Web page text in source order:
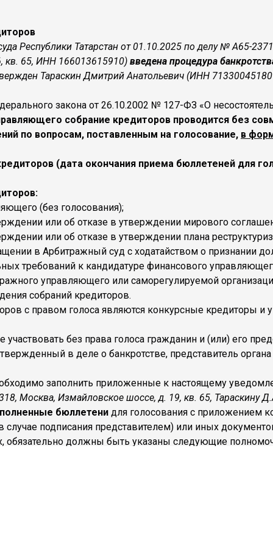
Республики Татарстан от 01.10.2025 по делу № А65-
кв. 65, ИНН 166013615910) введена процедура
Тараскин Дмитрий Анатольевич (ИНН
закона от 26.10.2002 № 127-ФЗ «О
собрание кредиторов проводится без
по вопросам, поставленным на голосование, в
(дата окончания приема бюллетеней для
(без голосования);
или об отказе в утверждении мирового
или об отказе в утверждении плана
в Арбитражный суд с ходатайством о признании
требований к кандидатуре финансового
управляющего или саморегулируемой
собраний кредиторов.
с правом голоса являются конкурсные кредиторы
без права голоса гражданин и (или) его
в деле о банкротстве, представитель
заполнить приложенные к настоящему
Москва, Измайловское шоссе, д. 19, кв. 65, Тараскину
бюллетени для голосования с приложением
подписания представителем) или иных
обязательно должны быть указаны следующие